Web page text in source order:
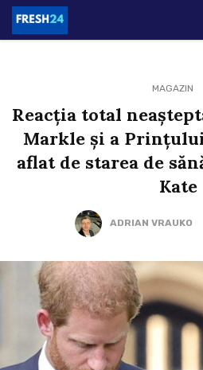
MAGAZIN
Reacția total
Markle și a
aflat de starea de
Kate
ADRIAN VRAUKO